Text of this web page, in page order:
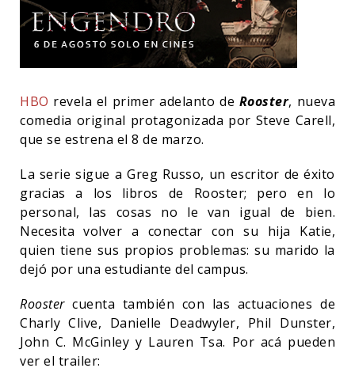
HBO revela el primer adelanto de Rooster, nueva
comedia original protagonizada por Steve Carell,
que se estrena el 8 de marzo.
La serie sigue a Greg Russo, un escritor de éxito
gracias a los libros de Rooster; pero en lo
personal, las cosas no le van igual de bien.
Necesita volver a conectar con su hija Katie,
quien tiene sus propios problemas: su marido la
dejó por una estudiante del campus.
Roostercuenta también con las actuaciones de
Charly Clive, Danielle Deadwyler, Phil Dunster,
John C. McGinley y Lauren Tsa. Por acá pueden
ver el trailer: